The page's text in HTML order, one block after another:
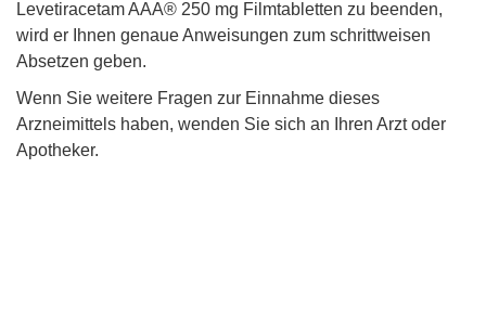
Levetiracetam AAA® 250 mg Filmtabletten zu beenden,
wird er Ihnen genaue Anweisungen zum schrittweisen
Absetzen geben.
Wenn Sie weitere Fragen zur Einnahme dieses
Arzneimittels haben, wenden Sie sich an Ihren Arzt oder
Apotheker.